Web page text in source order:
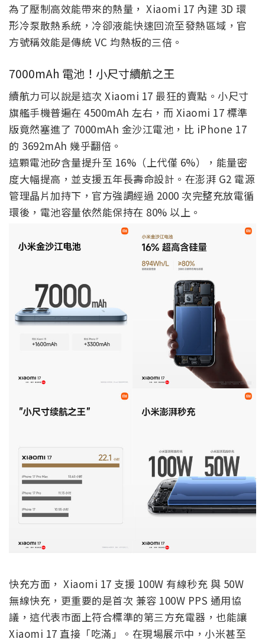
為了壓制高效能帶來的熱量， Xiaomi 17 內建 3D 環
形冷泵散熱系統，冷卻液能快速回流至發熱區域，官
方號稱效能是傳統 VC 均熱板的三倍。
7000mAh 電池！小尺寸續航之王
續航力可以說是這次 Xiaomi 17 最狂的賣點。小尺寸
旗艦手機普遍在 4500mAh 左右，而 Xiaomi 17 標準
版竟然塞進了 7000mAh 金沙江電池，比 iPhone 17
的 3692mAh 幾乎翻倍。
這顆電池矽含量提升至 16%（上代僅 6%），能量密
度大幅提高，並支援五年長壽命設計。在澎湃 G2 電源
管理晶片加持下，官方強調經過 2000 次完整充放電循
環後，電池容量依然能保持在 80% 以上。
快充方面， Xiaomi 17 支援 100W 有線秒充 與 50W
無線快充，更重要的是首次 兼容 100W PPS 通用協
議，這代表市面上符合標準的第三方充電器，也能讓
Xiaomi 17 直接「吃滿」。在現場展示中，小米甚至